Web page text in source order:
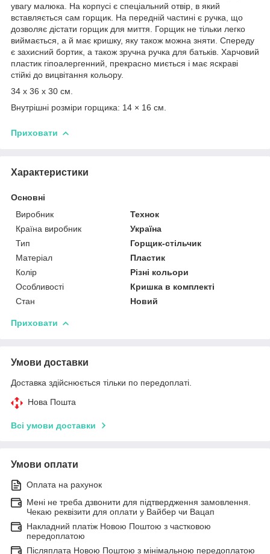
увагу малюка. На корпусі є спеціальний отвір, в який
вставляється сам горщик. На передній частині є ручка, що
дозволяє дістати горщик для миття. Горщик не тільки легко
виймається, а й має кришку, яку також можна зняти. Спереду
є захисний бортик, а також зручна ручка для батьків. Харчовий
пластик гіпоалергенний, прекрасно миється і має яскраві
стійкі до вицвітання кольору.
34 x 36 x 30 см.
Внутрішні розміри горщика: 14 × 16 см.
Приховати
Характеристики
Основні
Виробник
Технок
Країна виробник
Україна
Тип
Горщик-стільчик
Матеріал
Пластик
Колір
Різні кольори
Особливості
Кришка в комплекті
Стан
Новий
Приховати
Умови доставки
Доставка здійснюється тільки по передоплаті.
Нова Пошта
Всі умови доставки
Умови оплати
Оплата на рахунок
Мені не треба дзвонити для підтвердження замовлення.
Чекаю реквізити для оплати у Вайбер чи Вацап
Накладний платіж Новою Поштою з частковою
передоплатою
Післяплата Новою Поштою з мінімальною передоплатою